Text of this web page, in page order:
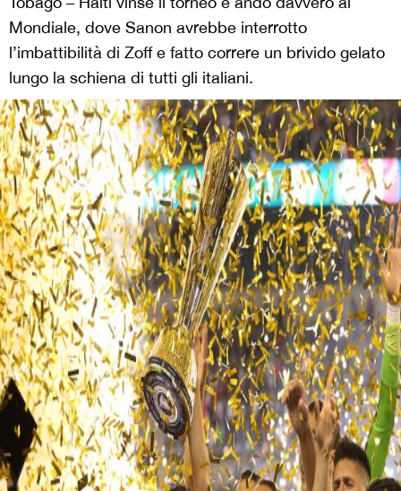
Mondiale, dove Sanon avrebbe interrotto
l’imbattibilità di Zoff e fatto correre un brivido gelato
lungo la schiena di tutti gli italiani.